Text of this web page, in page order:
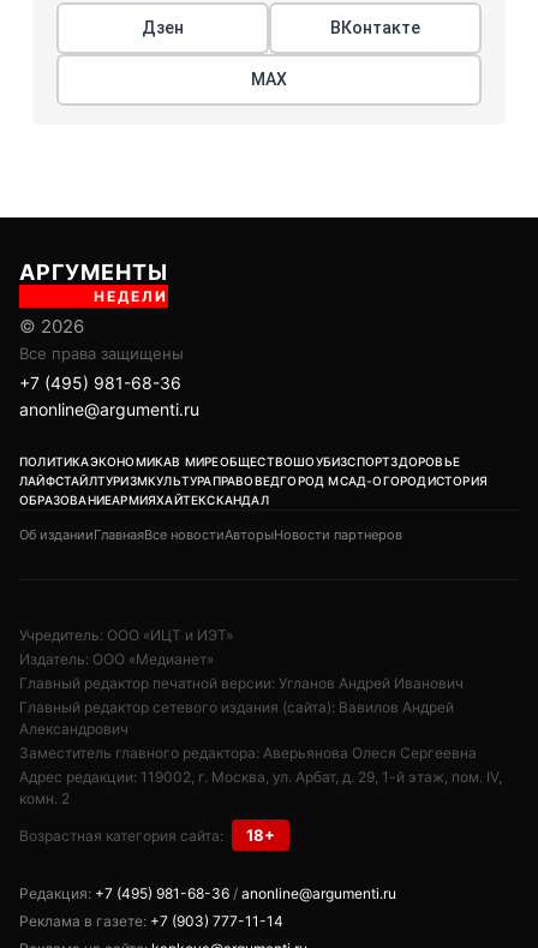
Дзен ВКонтакте
МАХ
АРГУМЕНТЫ
НЕДЕЛИ
© 2026
Все права защищены
+7 (495) 981-68-36
anonline@argumenti.ru
ПОЛИТИКАЭКОНОМИКАВ МИРЕОБЩЕСТВОШОУБИЗСПОРТЗДОРОВЬЕ
ЛАЙФСТАЙЛТУРИЗМКУЛЬТУРАПРАВОВЕДГОРОД МСАД-ОГОРОДИСТОРИЯ
ОБРАЗОВАНИЕАРМИЯХАЙТЕКСКАНДАЛ
Об изданииГлавнаяВсе новостиАвторыНовости партнеров
Учредитель: ООО «ИЦТ и ИЭТ»
Издатель: ООО «Медианет»
Главный редактор печатной версии: Угланов Андрей Иванович
Главный редактор сетевого издания (сайта): Вавилов Андрей
Александрович
Заместитель главного редактора: Аверьянова Олеся Сергеевна
Адрес редакции: 119002, г. Москва, ул. Арбат, д. 29, 1-й этаж, пом. IV,
комн. 2
Возрастная категория сайта: 18+
Редакция: +7 (495) 981-68-36 / anonline@argumenti.ru
Реклама в газете: +7 (903) 777-11-14